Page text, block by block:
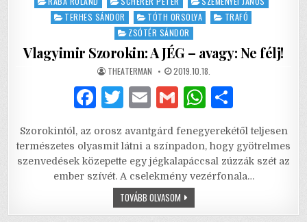
TERHES SÁNDOR
TÓTH ORSOLYA
TRAFÓ
ZSÓTÉR SÁNDOR
Vlagyimir Szorokin: A JÉG – avagy: Ne félj!
AUTHOR:
THEATERMAN PUBLISHED
DATE:
2019.10.18.
F
c
e
b
T
it
te
r
E
ai
l
G
ai
l
W
at
s
A
ar
e
Szorokintól, az orosz avantgárd fenegyerekétől teljesen
természetes olyasmit látni a színpadon, hogy gyötrelmes
szenvedések közepette egy jégkalapáccsal zúzzák szét az
ember szívét. A cselekmény vezérfonala…
TOVÁBB OLVASOMVLAGYIMIR
SZOROKIN:
A